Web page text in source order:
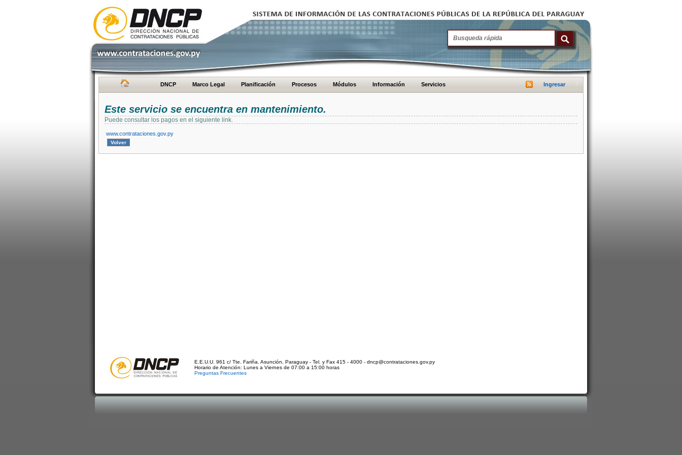
DNCP Marco Legal Planificación Procesos Módulos Información Servicios Ingresar
Este servicio se encuentra en mantenimiento.
Puede consultar los pagos en el siguiente link.
www.contrataciones.gov.py
E.E.U.U. 961 c/ Tte. Fariña. Asunción, Paraguay - Tel. y Fax 415 - 4000 - dncp@contrataciones.gov.py
Horario de Atención: Lunes a Viernes de 07:00 a 15:00 horas
Preguntas Frecuentes